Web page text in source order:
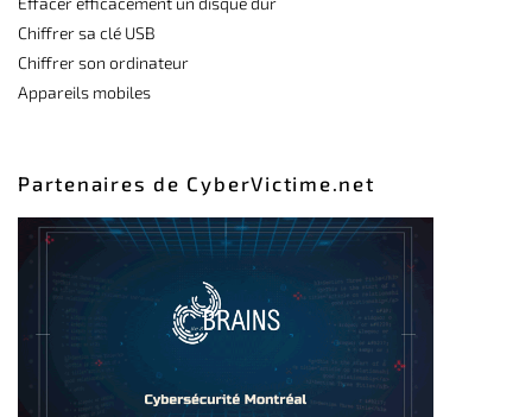
Chiffrer sa clé USB
Chiffrer son ordinateur
Appareils mobiles
Partenaires de CyberVictime.net